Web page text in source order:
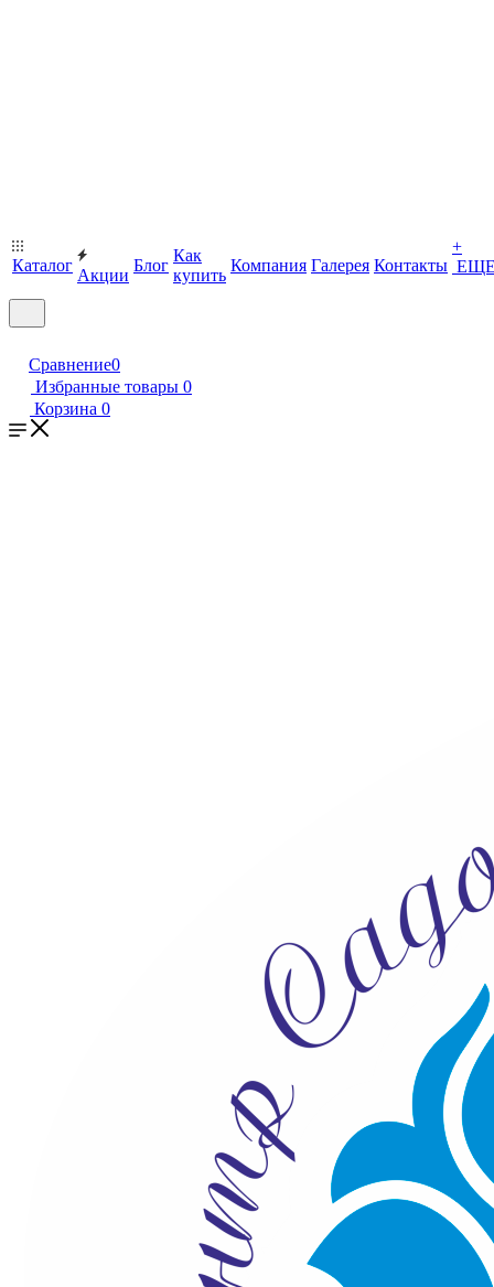
Каталог
Акции
Блог
Как
купить
Компания Галерея Контакты
+
Сравнение0
Избранные товары 0
Корзина 0